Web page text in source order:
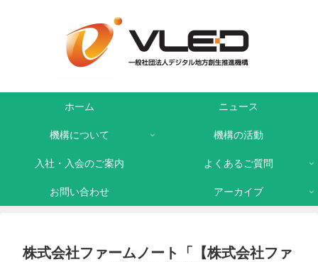
ホーム ニュース
機構について 機構の活動
入社・入会のご案内 よくあるご質問
お問い合わせ アーカイブ
株式会社ファームノート「【株式会社ファ